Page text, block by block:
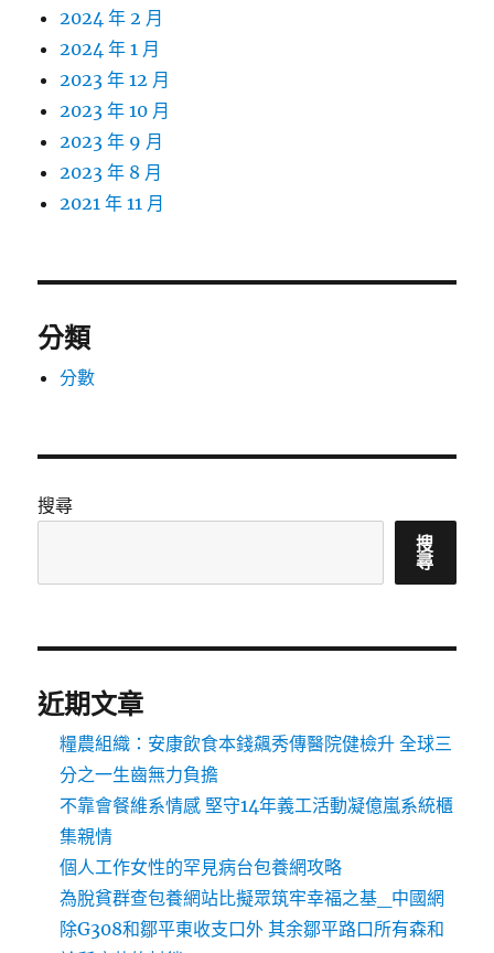
2024 年 2 月
2024 年 1 月
2023 年 12 月
2023 年 10 月
2023 年 9 月
2023 年 8 月
2021 年 11 月
分類
分數
搜尋
搜
尋
近期文章
糧農組織：安康飲食本錢飆秀傳醫院健檢升 全球三
分之一生齒無力負擔
不靠會餐維系情感 堅守14年義工活動凝億嵐系統櫃
集親情
個人工作女性的罕見病台包養網攻略
為脫貧群查包養網站比擬眾筑牢幸福之基_中國網
除G308和鄒平東收支口外 其余鄒平路口所有森和